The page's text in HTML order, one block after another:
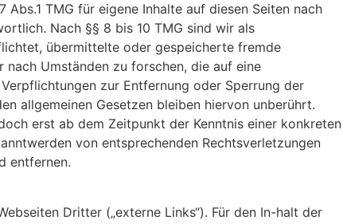
TMG für eigene Inhalte auf diesen Seiten nach
Nach §§ 8 bis 10 TMG sind wir als
übermittelte oder gespeicherte fremde
Umständen zu forschen, die auf eine
zur Entfernung oder Sperrung der
allgemeinen Gesetzen bleiben hiervon unberührt.
erst ab dem Zeitpunkt der Kenntnis einer konkreten
von entsprechenden Rechtsverletzungen
entfernen.
Dritter („externe Links“). Für den In-halt der